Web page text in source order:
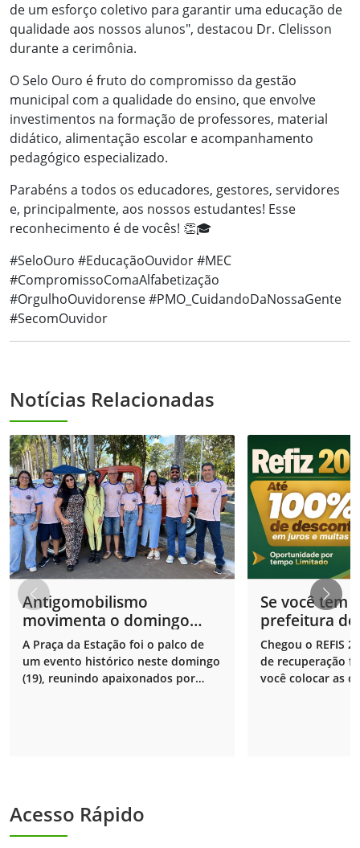
de um esforço coletivo para garantir uma educação de
qualidade aos nossos alunos", destacou Dr. Clelisson
durante a cerimônia.
O Selo Ouro é fruto do compromisso da gestão
municipal com a qualidade do ensino, que envolve
investimentos na formação de professores, material
didático, alimentação escolar e acompanhamento
pedagógico especializado.
Parabéns a todos os educadores, gestores, servidores
e, principalmente, aos nossos estudantes! Esse
reconhecimento é de vocês! 👏🎓
#SeloOuro #EducaçãoOuvidor #MEC
#CompromissoComaAlfabetização
#OrgulhoOuvidorense #PMO_CuidandoDaNossaGente
#SecomOuvidor
Notícias Relacionadas
Antigomobilismo
movimenta o domingo
com muita nostalgia e
cultura em Ouvidor!
A Praça da Estação foi o palco de
um evento histórico neste domingo
(19), reunindo apaixonados por
Se você tem
prefeitura
respira
gente que
Chegou o REFIS
de recuperação
você colocar as
Acesso Rápido